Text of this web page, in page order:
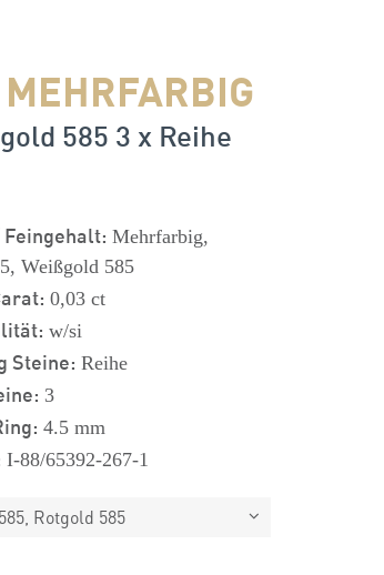
585 3 x Reihe
Mehrfarbig,
Weißgold 585
0,03 ct
w/si
Steine: Reihe
3
4.5 mm
I-88/65392-267-1
Rotgold 585